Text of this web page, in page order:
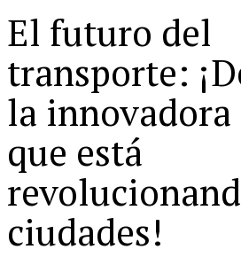
El futuro del
transporte:
la
que está
ciudades!